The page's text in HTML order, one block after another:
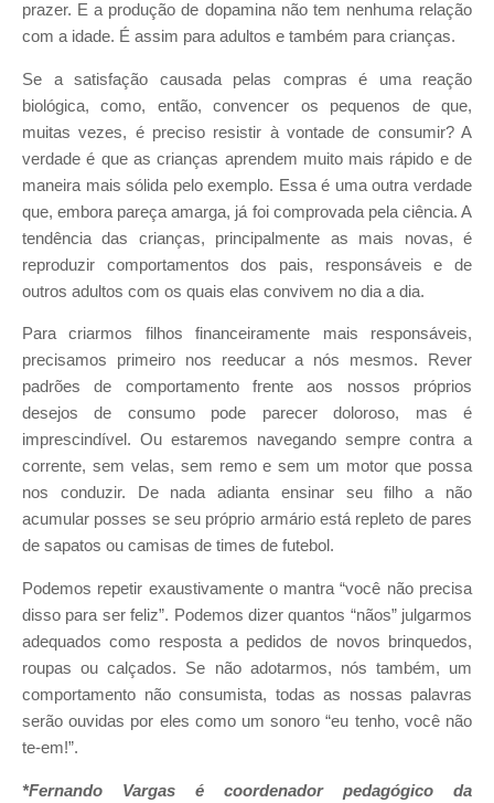
prazer. E a produção de dopamina não tem nenhuma relação
com a idade. É assim para adultos e também para crianças.
Se a satisfação causada pelas compras é uma reação
biológica, como, então, convencer os pequenos de que,
muitas vezes, é preciso resistir à vontade de consumir? A
verdade é que as crianças aprendem muito mais rápido e de
maneira mais sólida pelo exemplo. Essa é uma outra verdade
que, embora pareça amarga, já foi comprovada pela ciência. A
tendência das crianças, principalmente as mais novas, é
reproduzir comportamentos dos pais, responsáveis e de
outros adultos com os quais elas convivem no dia a dia.
Para criarmos filhos financeiramente mais responsáveis,
precisamos primeiro nos reeducar a nós mesmos. Rever
padrões de comportamento frente aos nossos próprios
desejos de consumo pode parecer doloroso, mas é
imprescindível. Ou estaremos navegando sempre contra a
corrente, sem velas, sem remo e sem um motor que possa
nos conduzir. De nada adianta ensinar seu filho a não
acumular posses se seu próprio armário está repleto de pares
de sapatos ou camisas de times de futebol.
Podemos repetir exaustivamente o mantra “você não precisa
disso para ser feliz”. Podemos dizer quantos “nãos” julgarmos
adequados como resposta a pedidos de novos brinquedos,
roupas ou calçados. Se não adotarmos, nós também, um
comportamento não consumista, todas as nossas palavras
serão ouvidas por eles como um sonoro “eu tenho, você não
te-em!”.
*Fernando Vargas é coordenador pedagógico da